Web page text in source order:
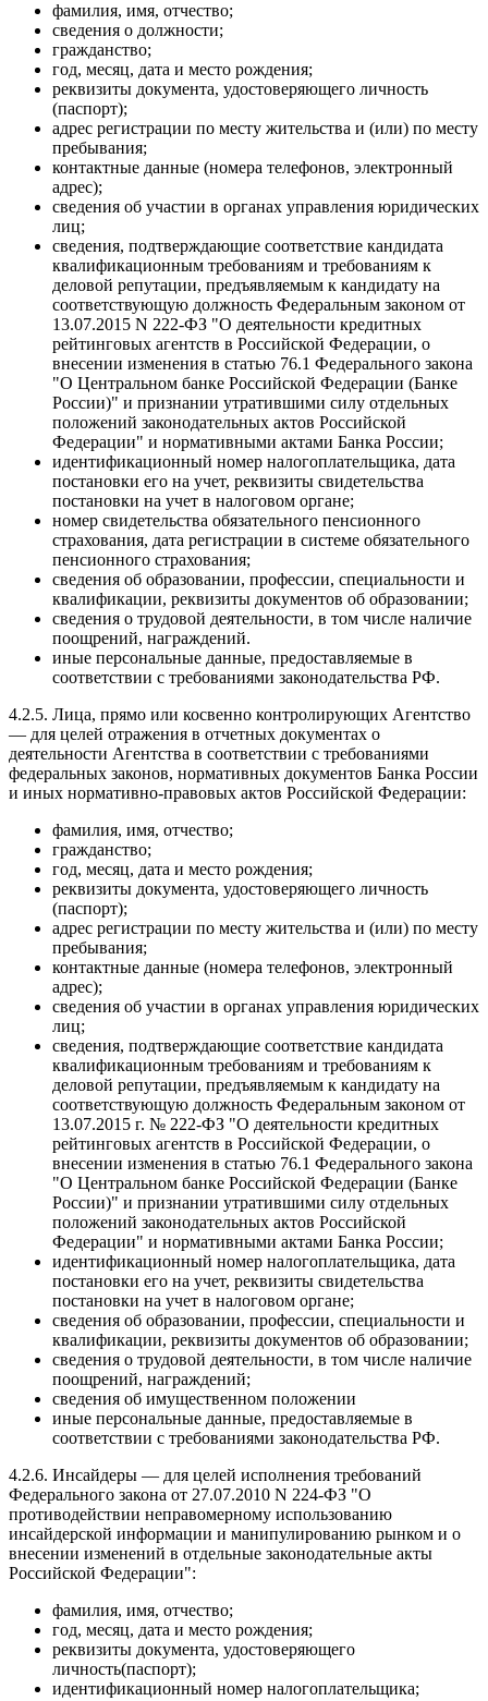
фамилия, имя, отчество;
сведения о должности;
гражданство;
год, месяц, дата и место рождения;
реквизиты документа, удостоверяющего личность
(паспорт);
адрес регистрации по месту жительства и (или) по месту
пребывания;
контактные данные (номера телефонов, электронный
адрес);
сведения об участии в органах управления юридических
лиц;
сведения, подтверждающие соответствие кандидата
квалификационным требованиям и требованиям к
деловой репутации, предъявляемым к кандидату на
соответствующую должность Федеральным законом от
13.07.2015 N 222-ФЗ "О деятельности кредитных
рейтинговых агентств в Российской Федерации, о
внесении изменения в статью 76.1 Федерального закона
"О Центральном банке Российской Федерации (Банке
России)" и признании утратившими силу отдельных
положений законодательных актов Российской
Федерации" и нормативными актами Банка России;
идентификационный номер налогоплательщика, дата
постановки его на учет, реквизиты свидетельства
постановки на учет в налоговом органе;
номер свидетельства обязательного пенсионного
страхования, дата регистрации в системе обязательного
пенсионного страхования;
сведения об образовании, профессии, специальности и
квалификации, реквизиты документов об образовании;
сведения о трудовой деятельности, в том числе наличие
поощрений, награждений.
иные персональные данные, предоставляемые в
соответствии с требованиями законодательства РФ.
4.2.5. Лица, прямо или косвенно контролирующих Агентство
— для целей отражения в отчетных документах о
деятельности Агентства в соответствии с требованиями
федеральных законов, нормативных документов Банка России
и иных нормативно-правовых актов Российской Федерации:
фамилия, имя, отчество;
гражданство;
год, месяц, дата и место рождения;
реквизиты документа, удостоверяющего личность
(паспорт);
адрес регистрации по месту жительства и (или) по месту
пребывания;
контактные данные (номера телефонов, электронный
адрес);
сведения об участии в органах управления юридических
лиц;
сведения, подтверждающие соответствие кандидата
квалификационным требованиям и требованиям к
деловой репутации, предъявляемым к кандидату на
соответствующую должность Федеральным законом от
13.07.2015 г. № 222-ФЗ "О деятельности кредитных
рейтинговых агентств в Российской Федерации, о
внесении изменения в статью 76.1 Федерального закона
"О Центральном банке Российской Федерации (Банке
России)" и признании утратившими силу отдельных
положений законодательных актов Российской
Федерации" и нормативными актами Банка России;
идентификационный номер налогоплательщика, дата
постановки его на учет, реквизиты свидетельства
постановки на учет в налоговом органе;
сведения об образовании, профессии, специальности и
квалификации, реквизиты документов об образовании;
сведения о трудовой деятельности, в том числе наличие
поощрений, награждений;
сведения об имущественном положении
иные персональные данные, предоставляемые в
соответствии с требованиями законодательства РФ.
4.2.6. Инсайдеры — для целей исполнения требований
Федерального закона от 27.07.2010 N 224-ФЗ "О
противодействии неправомерному использованию
инсайдерской информации и манипулированию рынком и о
внесении изменений в отдельные законодательные акты
Российской Федерации":
фамилия, имя, отчество;
год, месяц, дата и место рождения;
реквизиты документа, удостоверяющего
личность(паспорт);
идентификационный номер налогоплательщика;